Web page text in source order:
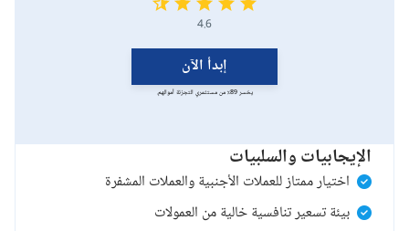
4.6
إبدأ الآن
يخسر 89٪ من مستثمري التجزئة أموالهم.
الإيجابيات والسلبيات
اختيار ممتاز للعملات الأجنبية والعملات المشفرة
بيئة تسعير تنافسية خالية من العمولات